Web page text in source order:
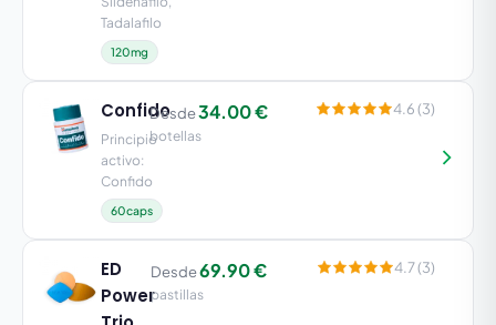
Confido
Principio
activo:
Confido
60caps
Desde34.00 €
botellas
4.6 (3)
Tadalafilo
120mg
ED
Power
Desde69.90 €
pastillas
4.7 (3)